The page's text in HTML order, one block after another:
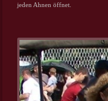
jeden Ahnen öffnet.